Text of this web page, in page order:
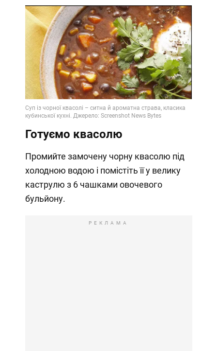
Готуємо квасолю
Промийте замочену чорну квасолю під
холодною водою і помістіть її у велику
каструлю з 6 чашками овочевого
бульйону.
РЕКЛАМА